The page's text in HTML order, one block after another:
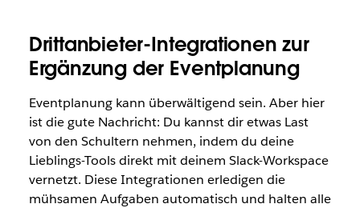
Drittanbieter-Integrationen zur
Ergänzung der Eventplanung
Eventplanung kann überwältigend sein. Aber hier
ist die gute Nachricht: Du kannst dir etwas Last
von den Schultern nehmen, indem du deine
Lieblings-Tools direkt mit deinem Slack-Workspace
vernetzt. Diese Integrationen erledigen die
mühsamen Aufgaben automatisch und halten alle